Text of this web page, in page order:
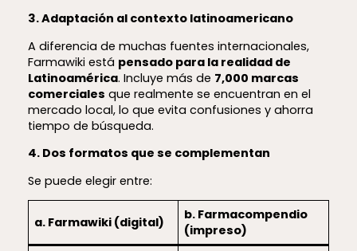
3. Adaptación al contexto latinoamericano
A diferencia de muchas fuentes internacionales,
Farmawiki está pensado para la realidad de
Latinoamérica. Incluye más de 7,000 marcas
comerciales que realmente se encuentran en el
mercado local, lo que evita confusiones y ahorra
tiempo de búsqueda.
4. Dos formatos que se complementan
Se puede elegir entre:
a. Farmawiki (digital)
b. Farmacompendio
(impreso)